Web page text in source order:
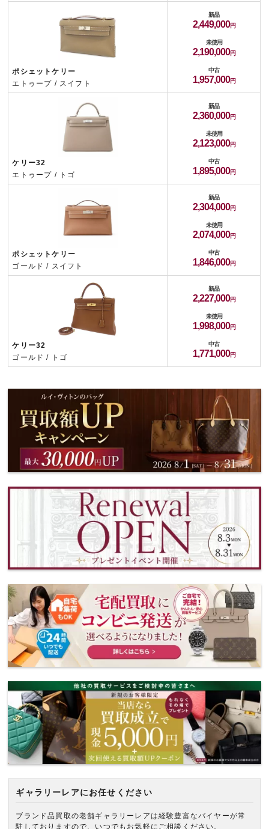
ギャラリーレアにお任せください
ブランド品買取の老舗ギャラリーレアは経験豊富なバイヤーが常
駐しておりますので、いつでもお気軽にご相談ください。
ポシェットケリー
エトゥープ / スイフト
新品
2,449,000
未使用
2,190,000
中古
1,957,000
ケリー32
エトゥープ / トゴ
新品
2,360,000
未使用
2,123,000
中古
1,895,000
ポシェットケリー
ゴールド / スイフト
新品
2,304,000
未使用
2,074,000
中古
1,846,000
ケリー32
ゴールド / トゴ
新品
2,227,000
未使用
1,998,000
中古
1,771,000